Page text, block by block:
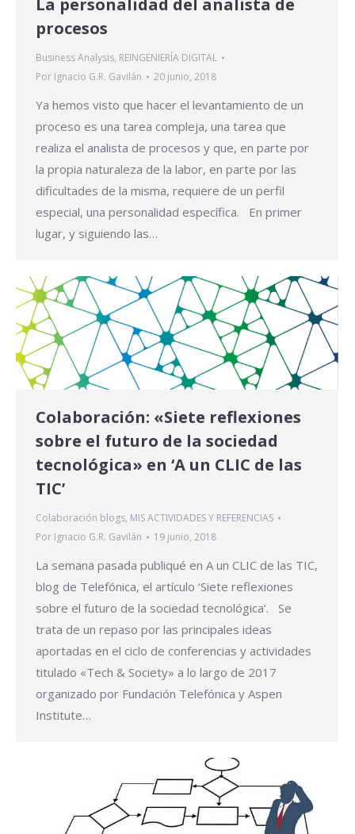
procesos
Business Analysis, REINGENIERÍA DIGITAL
Por Ignacio G.R. Gavilán 20 junio, 2018
Ya hemos visto que hacer el levantamiento de un
proceso es una tarea compleja, una tarea que
realiza el analista de procesos y que, en parte por
la propia naturaleza de la labor, en parte por las
dificultades de la misma, requiere de un perfil
especial, una personalidad específica. En primer
lugar, y siguiendo las…
Colaboración: «Siete reflexiones
sobre el futuro de la sociedad
tecnológica» en ‘A un CLIC de las
TIC’
Colaboración blogs, MIS ACTIVIDADES Y REFERENCIAS
Por Ignacio G.R. Gavilán 19 junio, 2018
La semana pasada publiqué en A un CLIC de las TIC,
blog de Telefónica, el artículo ‘Siete reflexiones
sobre el futuro de la sociedad tecnológica‘. Se
trata de un repaso por las principales ideas
aportadas en el ciclo de conferencias y actividades
titulado «Tech & Society» a lo largo de 2017
organizado por Fundación Telefónica y Aspen
Institute…